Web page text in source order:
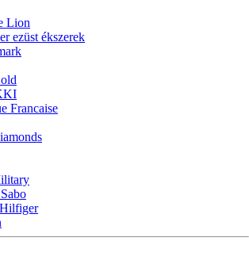
Lion
ezüst ékszerek
Francaise